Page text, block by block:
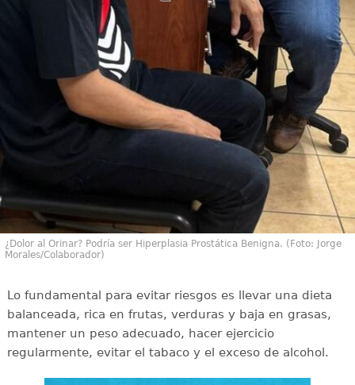
¿Dolor al Orinar? Podría ser Hiperplasia Prostática Benigna. (Foto: Jorge
Morales/Colaborador)
Lo fundamental para evitar riesgos es llevar una dieta
balanceada, rica en frutas, verduras y baja en grasas,
mantener un peso adecuado, hacer ejercicio
regularmente, evitar el tabaco y el exceso de alcohol.